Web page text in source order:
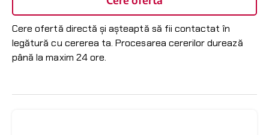
Cere ofertă directă și așteaptă să fii contactat în
legătură cu cererea ta. Procesarea cererilor durează
până la maxim 24 ore.